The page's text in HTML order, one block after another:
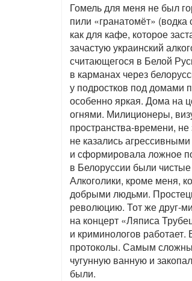
Гомель для меня не был
пили «гранатомёт»
как для кафе, которое
зачастую украинский
считающегося в Белой
в карманах через
у подростков под домами
особенно яркая. Дома на
огнями. Милиционеры,
пространства-времени,
не казались
и сформировала ложное
в Белоруссии были
Алкоголики, кроме меня,
добрыми людьми.
революцию. Тот же друг-
на концерт «Ляписа
и криминологов
протоколы. Самым
чугунную ванную и
были.